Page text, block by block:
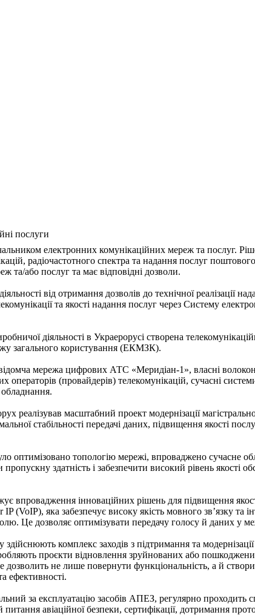
послуги
електронних комунікаційних мереж та послуг.
радіочастотного спектра та надання послуг
та/або послуг та має відповідні дозволи.
від отримання дозволів до технічної реалізації
та якості надання послуг через Систему
діяльності в Украерорусі створена
загального користування (ЕКМЗК).
мережа цифрових АТС «Меридіан-1», власні
операторів (провайдерів) телекомунікацій, сучасні
реалізував масштабний проект модернізації
стабільності передачі даних, підвищення якості
оптимізовано топологію мережі, впроваджено сучасне
здатність і забезпечити високий рівень якості
впровадження інноваційних рішень для підвищення
IP (VoIP), яка забезпечує високу якість мовного зв’язку
Це дозволяє оптимізувати передачу голосу й даних у
здійснюють комплекс заходів з підтримання та
проєкти відновлення зруйнованих або пошкоджених
дозволить не лише повернути функціональність, а й
ефективності.
за експлуатацію засобів АПЕЗ, регулярно проходить
питання авіаційної безпеки, сертифікації, дотримання